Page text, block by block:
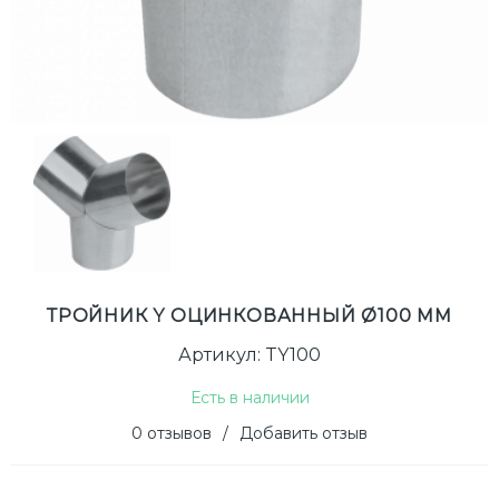
ТРОЙНИК Y ОЦИНКОВАННЫЙ Ø100 ММ
Артикул: TY100
Есть в наличии
0 отзывов
/ Добавить отзыв